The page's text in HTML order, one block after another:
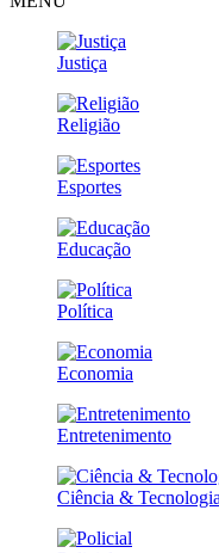
Justiça
Religião
Esportes
Educação
Política
Economia
Entretenimento
Ciência & Tecnologia